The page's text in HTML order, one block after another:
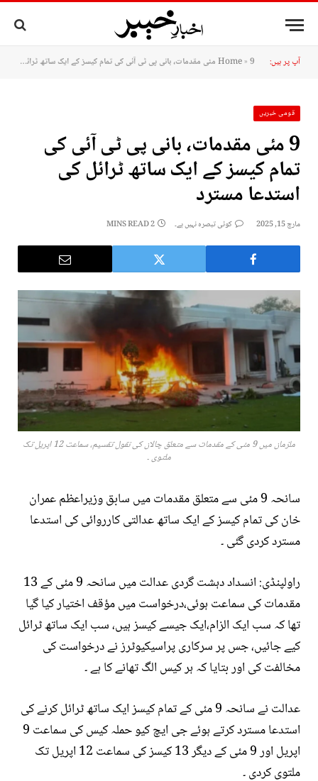
آپ پر ہیں: Home»9 مئی مقدمات، بانی پی ٹی آئی کی تمام کیسز کے ایک ساتھ ٹرائل کی استدعا مسترد
قومی خبریں
9 مئی مقدمات، بانی پی ٹی آئی کی
تمام کیسز کے ایک ساتھ ٹرائل کی
استدعا مسترد
مارچ 15, 2025 کوئی تبصرہ نہیں ہے۔ 2 MINS READ
ملزمان میں 9 مئی کے مقدمات سے متعلق چالان کی نقول تقسیم، سماعت 12 اپریل تک
ملتوی ۔
سانحہ 9 مئی سے متعلق مقدمات میں سابق وزیراعظم عمران
خان کی تمام کیسز کے ایک ساتھ عدالتی کارروائی کی استدعا
مسترد کردی گئی ۔
راولپنڈی: انسداد دہشت گردی عدالت میں سانحہ 9 مئی کے 13
مقدمات کی سماعت ہوئی،درخواست میں مؤقف اختیار کیا گیا
تھا کہ سب ایک الزام،ایک جیسے کیسز ہیں، سب ایک ساتھ ٹرائل
کیے جائیں، جس پر سرکاری پراسیکیوٹرز نے درخواست کی
مخالفت کی اور بتایا کہ ہر کیس الگ تھانے کا ہے ۔
عدالت نے سانحہ 9 مئی کے تمام کیسز ایک ساتھ ٹرائل کرنے کی
استدعا مسترد کرتے ہوئے جی ایچ کیو حملہ کیس کی سماعت 9
اپریل اور 9 مئی کے دیگر 13 کیسز کی سماعت 12 اپریل تک
ملتوی کردی ۔